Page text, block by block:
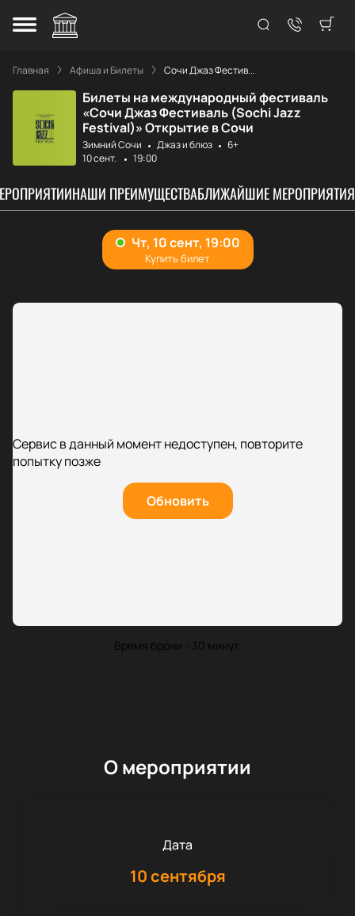
Главная Афиша и Билеты Сочи Джаз Фестив...
Билеты на международный фестиваль
«Сочи Джаз Фестиваль (Sochi Jazz
Festival)» Открытие в Сочи
Зимний Сочи Джаз и блюз
6+
10 сент.
19:00
НАШИ ПРЕИМУЩЕСТВАБЛИЖАЙШИЕ МЕРОПРИЯТИЯ
Сервис в данный момент недоступен, повторите
попытку позже
Обновить
Время брони - 30 минут.
О мероприятии
Дата
10 сентября